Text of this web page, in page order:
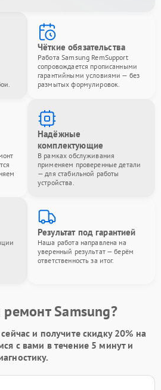
Чёткие обязательства
Работа Samsung RemSupport
сопровождается прописанными
гарантийными условиями — без
размытых формулировок.
Надёжные
комплектующие
В рамках обслуживания
применяем проверенные детали
— для стабильной работы
устройства.
Результат под гарантией
Наша работа направлена на
уверенный результат — берём
ответственность за итог.
Samsung?
и получите скидку 20% на
с вами в течение 5 минут и